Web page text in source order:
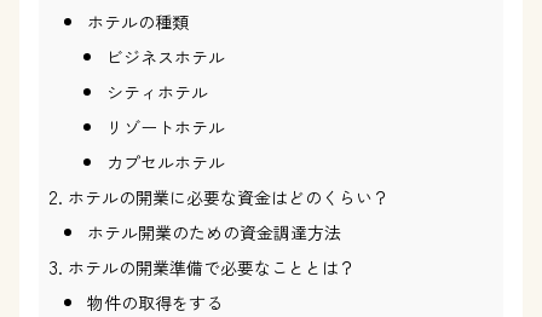
ホテルの種類
ビジネスホテル
シティホテル
リゾートホテル
カプセルホテル
ホテルの開業に必要な資金はどのくらい？
ホテル開業のための資金調達方法
ホテルの開業準備で必要なこととは？
物件の取得をする